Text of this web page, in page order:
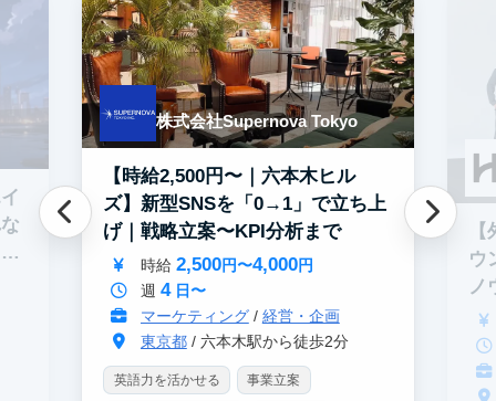
株式会社Supernova Tokyo
【時給2,500円〜｜六本木ヒル
ズ】新型SNSを「0→1」で立ち上
げ｜戦略立案〜KPI分析まで
時給 2,500円〜4,000円
週 4日〜
マーケティング/ 経営・企画
東京都/ 六本木駅から徒歩2分
英語力を活かせる 事業立案
ウ
ノ